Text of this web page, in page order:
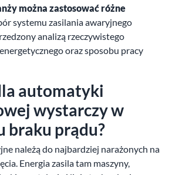
można zastosować różne
systemu zasilania awaryjnego
analizą rzeczywistego
oraz sposobu pracy
automatyki
wystarczy w
braku prądu?
należą do najbardziej narażonych na
Energia zasila tam maszyny,